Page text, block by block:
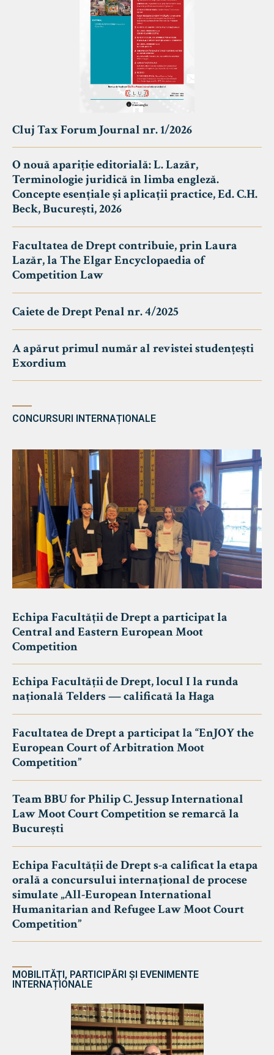
Cluj Tax Forum Journal nr. 1/2026
O nouă apariție editorială: L. Lazăr,
Terminologie juridică în limba engleză.
Concepte esențiale și aplicații practice, Ed. C.H.
Beck, București, 2026
Facultatea de Drept contribuie, prin Laura
Lazăr, la The Elgar Encyclopaedia of
Competition Law
Caiete de Drept Penal nr. 4/2025
A apărut primul număr al revistei studențești
Exordium
CONCURSURI INTERNAȚIONALE
Echipa Facultății de Drept a participat la
Central and Eastern European Moot
Competition
Echipa Facultății de Drept, locul I la runda
națională Telders — calificată la Haga
Facultatea de Drept a participat la “EnJOY the
European Court of Arbitration Moot
Competition”
Team BBU for Philip C. Jessup International
Law Moot Court Competition se remarcă la
București
Echipa Facultății de Drept s-a calificat la etapa
orală a concursului internațional de procese
simulate „All-European International
Humanitarian and Refugee Law Moot Court
Competition”
MOBILITĂȚI, PARTICIPĂRI ȘI EVENIMENTE
INTERNAȚIONALE